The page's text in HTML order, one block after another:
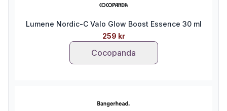
Lumene Nordic-C Valo Glow Boost Essence 30 ml
259 kr
Cocopanda